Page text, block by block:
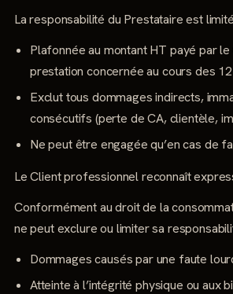
La responsabilité du Prestataire est
Plafonnée au montant HT payé par
prestation concernée au cours des
Exclut tous dommages indirects,
consécutifs (perte de CA, clientèle,
Ne peut être engagée qu’en cas de
Le Client professionnel reconnaît
Conformément au droit de la
ne peut exclure ou limiter sa
Dommages causés par une faute
Atteinte à l’intégrité physique ou aux